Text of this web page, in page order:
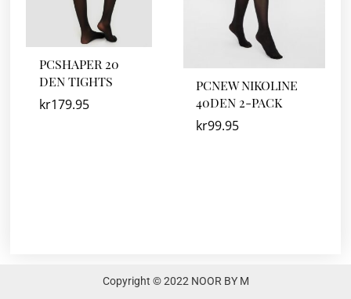
PCSHAPER 20
DEN TIGHTS
kr179.95
PCNEW NIKOLINE
40DEN 2-PACK
kr99.95
Copyright © 2022 NOOR BY M